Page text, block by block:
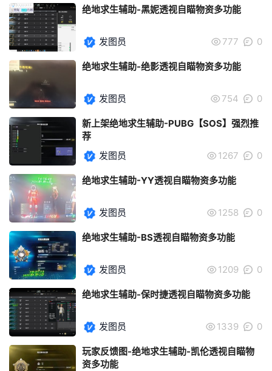
绝地求生辅助-黑妮透视自瞄物资多功能
发图员 777 0
绝地求生辅助-绝影透视自瞄物资多功能
发图员 754 0
新上架绝地求生辅助-PUBG【SOS】强烈推
荐
发图员
1267 0
绝地求生辅助-YY透视自瞄物资多功能
发图员 1258 0
绝地求生辅助-BS透视自瞄物资多功能
发图员 1209 0
绝地求生辅助-保时捷透视自瞄物资多功能
发图员 1339 0
玩家反馈图-绝地求生辅助-凯伦透视自瞄物
资多功能